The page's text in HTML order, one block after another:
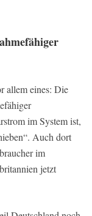
allem eines: Die
im System ist,
Auch dort
im
jetzt